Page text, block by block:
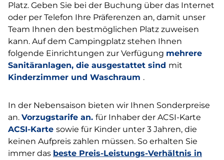
Platz. Geben Sie bei der Buchung über das Internet
oder per Telefon Ihre Präferenzen an, damit unser
Team Ihnen den bestmöglichen Platz zuweisen
kann. Auf dem Campingplatz stehen Ihnen
folgende Einrichtungen zur Verfügung mehrere
Sanitäranlagen, die ausgestattet sind mit
Kinderzimmer und Waschraum .
In der Nebensaison bieten wir Ihnen Sonderpreise
an. Vorzugstarife an. für Inhaber der ACSI-Karte
ACSI-Karte sowie für Kinder unter 3 Jahren, die
keinen Aufpreis zahlen müssen. So erhalten Sie
immer das beste Preis-Leistungs-Verhältnis in